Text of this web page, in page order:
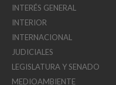
INTERÉS GENERAL
INTERIOR
INTERNACIONAL
JUDICIALES
LEGISLATURA Y SENADO
MEDIOAMBIENTE